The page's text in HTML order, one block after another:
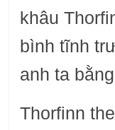
khâu
bình tĩnh
anh ta
Thorfinn